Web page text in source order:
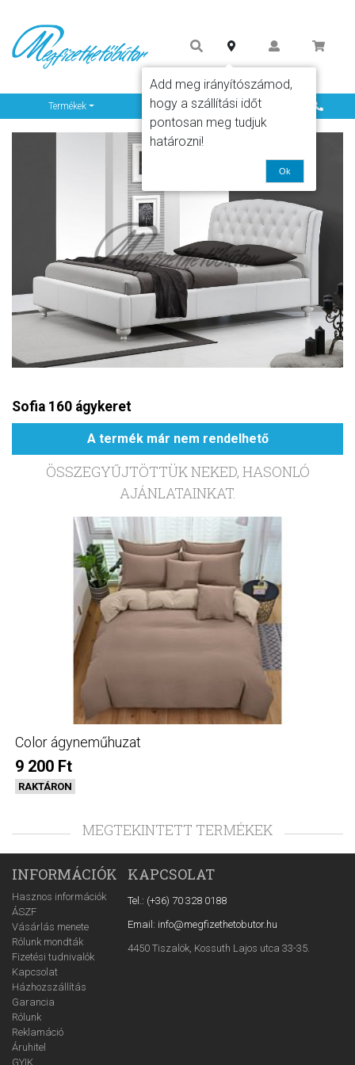
Termékek Info
Sofia 160 ágykeret
A termék már nem rendelhető
ÖSSZEGYŰJTÖTTÜK NEKED, HASONLÓ
AJÁNLATAINKAT.
Color ágyneműhuzat
9 200 Ft
RAKTÁRON
MEGTEKINTETT TERMÉKEK
INFORMÁCIÓK
Hasznos információk
ÁSZF
Vásárlás menete
Rólunk mondták
Fizetési tudnivalók
Kapcsolat
Házhozszállítás
Garancia
Rólunk
Reklamáció
Áruhitel
GYIK
KAPCSOLAT
Tel.: (+36) 70 328 0188
Email: info@megfizethetobutor.hu
4450 Tiszalök, Kossuth Lajos utca 33-35.
Add meg irányítószámod,
hogy a szállítási időt
pontosan meg tudjuk
határozni!
Ok